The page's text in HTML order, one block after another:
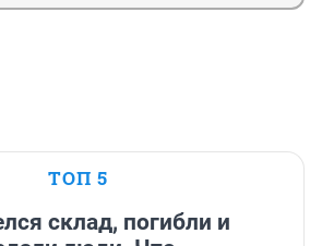
ТОП 5
склад, погибли и